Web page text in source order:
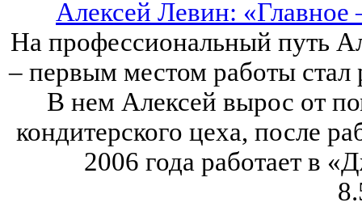
Алексей Левин: «Главное
На профессиональный путь
– первым местом работы
В нем Алексей вырос от
кондитерского цеха, после
2006 года работает в